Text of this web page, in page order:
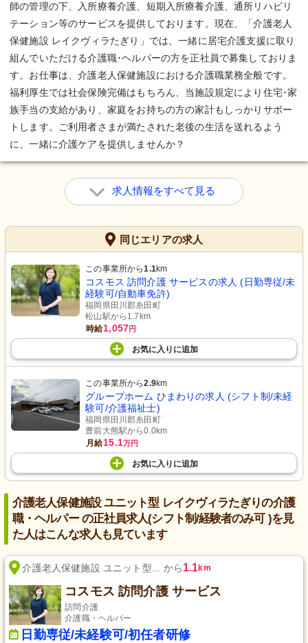
師の管理の下、入所療養介護、短期入所療養介護、通所リハビリ
テーション等のサービスを提供しております。現在、「介護老人
保健施設 レイクヴィラたぎり」では、一緒に居宅介護支援に取り
組んでいただける介護職･ヘルパーの方を正社員で募集しておりま
す。お仕事は、介護老人保健施設における介護職業務全般です。
福利厚生では社会保険完備はもちろん、当施設規定により住宅･家
族手当の支給があり、家庭をお持ちの方の家計もしっかりサポー
トします。ご利用者さまが満たされた老後の生活を送れるよう
に、一緒に介護ケアを提供しませんか？
求人情報をすべて見る
同じエリアの求人
この事業所から1.1km
コスモス 訪問介護 サービスの求人 (日勤専従/未
経験可/自動車免許)
福岡県田川郡糸田町
松山駅から1.7km
時給1,057円
お気に入り に追加
この事業所から2.9km
グループホーム ひまわりの求人 (シフト制/未経
験可/介護福祉士)
福岡県田川郡糸田町
豊前大熊駅から0.0km
月給15.1万円
お気に入り に追加
介護老人保健施設 ユニット型 レイクヴィラたぎりの介護
職・ヘルパー の正社員求人(シフト制/経験者のみ可 )を見
た人はこんな求人も見ています
介護老人保健施設 ユニット型... から1.1km
コスモス 訪問介護 サービス
訪問介護
介護職・ヘルパー
日勤専従/未経験可/初任者研修